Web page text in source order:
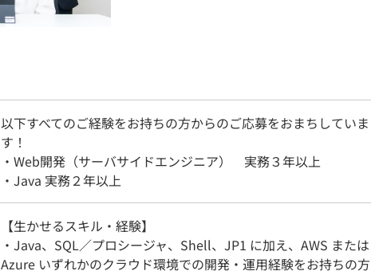
以下すべてのご経験をお持ちの方からのご応募をおまちしていま
す！
・Web開発（サーバサイドエンジニア） 実務３年以上
・Java 実務２年以上
【生かせるスキル・経験】
・Java、SQL／プロシージャ、Shell、JP1 に加え、AWS または
Azure いずれかのクラウド環境での開発・運用経験をお持ちの方